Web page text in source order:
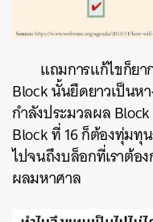
แถมการแก้ไขก็ยา
Block นั้นยืดยาวเป็นห
กำลังประมวลผล
Block ที่ 16 ก็ต้องทุ่ม
ไปจนถึงบล็อกที่เราต้อ
ผลมหาศาล